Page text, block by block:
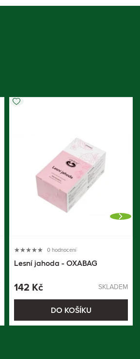
0 hodnocení
Lesní jahoda - OXABAG
142 Kč SKLADEM
DO KOŠÍKU